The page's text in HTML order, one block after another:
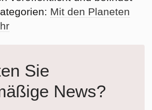
Mit den Planeten
Sie
News?